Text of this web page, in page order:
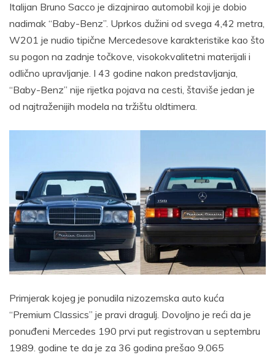
Italijan Bruno Sacco je dizajnirao automobil koji je dobio
nadimak “Baby-Benz”. Uprkos dužini od svega 4,42 metra,
W201 je nudio tipične Mercedesove karakteristike kao što
su pogon na zadnje točkove, visokokvalitetni materijali i
odlično upravljanje. I 43 godine nakon predstavljanja,
“Baby-Benz” nije rijetka pojava na cesti, štaviše jedan je
od najtraženijih modela na tržištu oldtimera.
Primjerak kojeg je ponudila nizozemska auto kuća
“Premium Classics” je pravi dragulj. Dovoljno je reći da je
ponuđeni Mercedes 190 prvi put registrovan u septembru
1989. godine te da je za 36 godina prešao 9.065